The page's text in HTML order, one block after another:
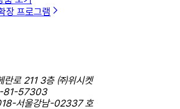
장 프로그램
란로 211 3층 ㈜위시켓
81-57303
서울강남-02337 호